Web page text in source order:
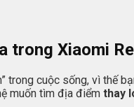
trong Xiaomi
trong cuộc sống, vì thế
muốn tìm địa điểm thay